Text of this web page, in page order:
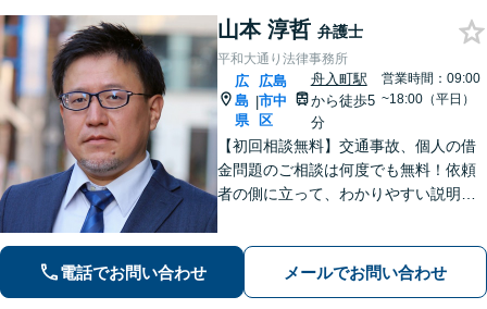
山本 淳哲 弁護士
平和大通り法律事務所
広
島
県
|
広島
市中
区
舟入町駅
から徒歩5
分
営業時間：09:00
~18:00（平日）
【初回相談無料】交通事故、個人の借
金問題のご相談は何度でも無料！依頼
者の側に立って、わかりやすい説明を
軽にご相談ください【WEB面談可】
【広島電鉄舟入町駅・土橋駅徒歩5分】
電話でお問い合わせ メールでお問い合わせ